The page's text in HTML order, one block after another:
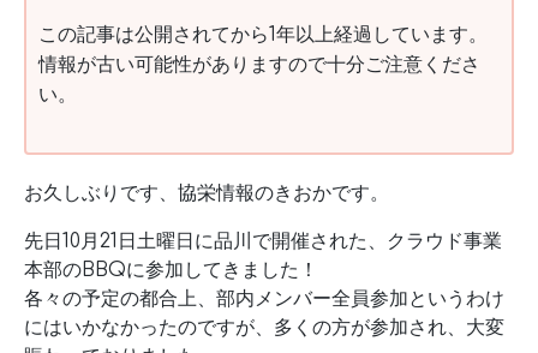
この記事は公開されてから1年以上経過しています。
情報が古い可能性がありますので十分ご注意くださ
い。
お久しぶりです、協栄情報のきおかです。
先日10月21日土曜日に品川で開催された、クラウド事業
本部のBBQに参加してきました！
各々の予定の都合上、部内メンバー全員参加というわけ
にはいかなかったのですが、多くの方が参加され、大変